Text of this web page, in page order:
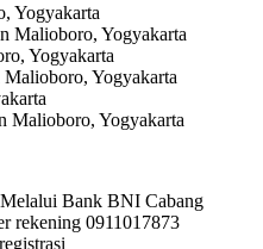
Yogyakarta
Malioboro, Yogyakarta
Yogyakarta
Yogyakarta
Malioboro, Yogyakarta
Bank BNI Cabang
rekening 0911017873